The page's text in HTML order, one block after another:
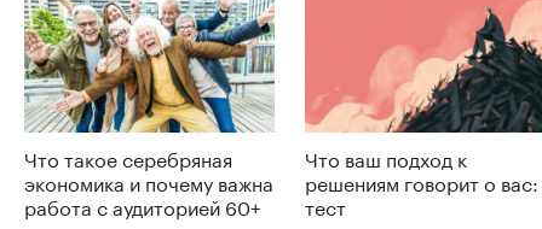
Что такое серебряная
экономика и почему важна
работа с аудиторией 60+
Что ваш подход к
решениям говорит о вас:
тест